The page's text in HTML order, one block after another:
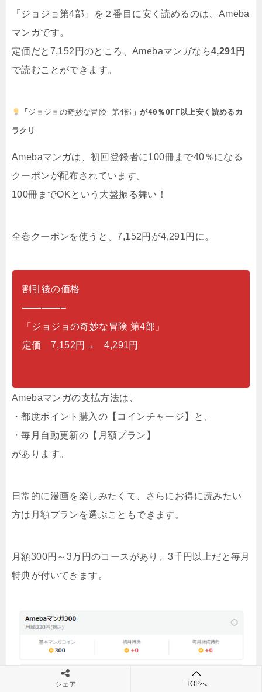
「ジョジョ第4部」を２番目に安く読めるのは、Ameba
マンガです。
定価だと7,152円のところ、Amebaマンガなら4,291円
で読むことができます。
「 ジョジョの奇妙な冒険 第4部 」が40％OFF以上安く読めるカ
ラクリ
Amebaマンガは、初回登録者に100冊まで40％になる
クーポンが配布されています。
100冊までOKという大盤振る舞い！
全巻クーポンを使うと、7,152円が4,291円に。
割引後の価格
————–
「ジョジョの奇妙な冒険 第4部」
定価 7,152円→ 4,291円
Amebaマンガの支払方法は、
・都度ポイント購入の【コインチャージ】と、
・毎月自動更新の【月額プラン】
があります。
日常的に漫画を楽しみたくて、さらにお得に読みたい
方は月額プランを選ぶこともできます。
月額300円～3万円のコースがあり、3千円以上だと毎月
特典が付いてきます。
シェア TOPへ